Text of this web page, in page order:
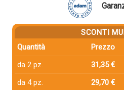
compatibile
quantità
SCONTI
Quantità
Prezzo
da 2 pz.
31,35 €
da 4 pz.
29,70 €